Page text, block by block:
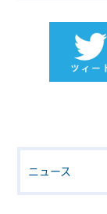
ニュース